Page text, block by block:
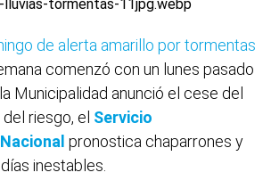
de alerta amarillo por tormentas
comenzó con un lunes pasado
Municipalidad anunció el cese del
riesgo, el Servicio
pronostica chaparrones y
inestables.